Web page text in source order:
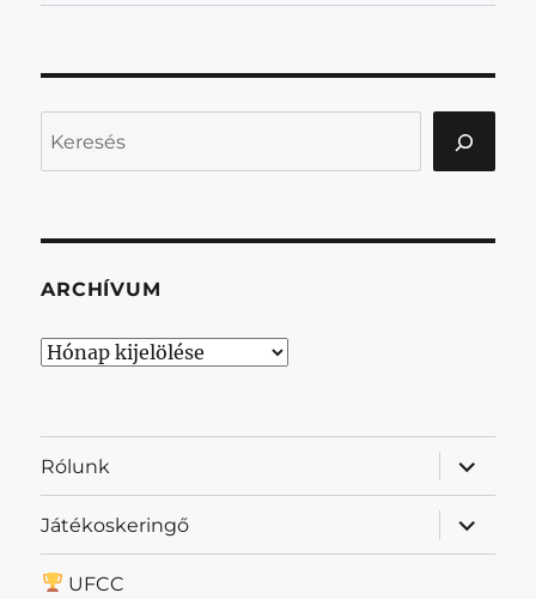
ARCHÍVUM
Archívum
Rólunk
almenü
Játékoskeringő
almenü
UFCC